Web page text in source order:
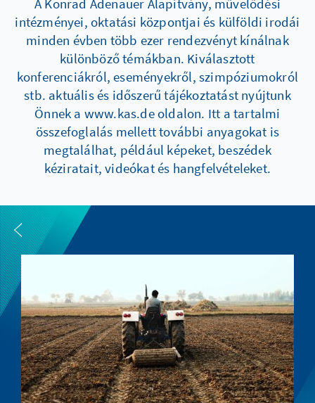
A Konrad Adenauer Alapítvány, művelődési
intézményei, oktatási központjai és külföldi irodái
minden évben több ezer rendezvényt kínálnak
különböző témákban. Kiválasztott
konferenciákról, eseményekről, szimpóziumokról
stb. aktuális és időszerű tájékoztatást nyújtunk
Önnek a www.kas.de oldalon. Itt a tartalmi
összefoglalás mellett további anyagokat is
megtalálhat, például képeket, beszédek
kéziratait, videókat és hangfelvételeket.